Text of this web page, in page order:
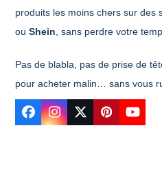
produits les moins chers sur des
ouShein , sans perdre votre
Pas de blabla, pas de prise de
pour acheter malin… sans vous
Facebook
Instagram
TwitterPinterest